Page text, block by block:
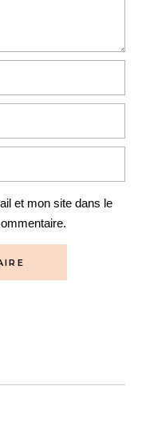
et mon site dans le